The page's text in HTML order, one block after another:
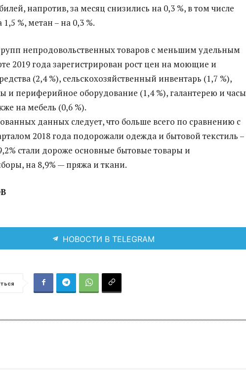
напротив, за месяц снизились на 0,3 %, в том числе
%, метан – на 0,3 %.
непродовольственных товаров с меньшим удельным
2019 года зарегистрирован рост цен на моющие и
(2,4 %), сельскохозяйственный инвентарь (1,7 %),
и периферийное оборудование (1,4 %), галантерею и часы
на мебель (0,6 %).
данных следует, что больше всего по сравнению с
2018 года подорожали одежда и бытовой текстиль –
стали дороже основные бытовые товары и
на 8,9% — пряжа и ткани.
НОВОСТИ В TELEGRAM